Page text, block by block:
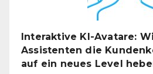
Interaktive KI-Avatare:
Assistenten die
auf ein neues Level